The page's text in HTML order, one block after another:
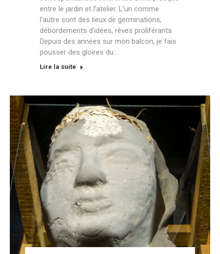
entre le jardin et l’atelier. L’un comme
l’autre sont des lieux de germinations,
débordements d’idées, rêves proliférants.
Depuis des années sur mon balcon, je fais
pousser des gloires du…
Lire la suite